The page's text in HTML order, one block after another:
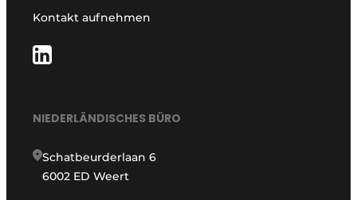
Kontakt aufnehmen
NIEDERLÄNDISCHES BÜRO
Schatbeurderlaan 6
6002 ED Weert